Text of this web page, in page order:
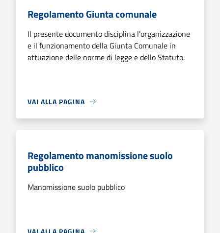
Regolamento Giunta comunale
Il presente documento disciplina l'organizzazione
e il funzionamento della Giunta Comunale in
attuazione delle norme di legge e dello Statuto.
VAI ALLA PAGINA
Regolamento manomissione suolo
pubblico
Manomissione suolo pubblico